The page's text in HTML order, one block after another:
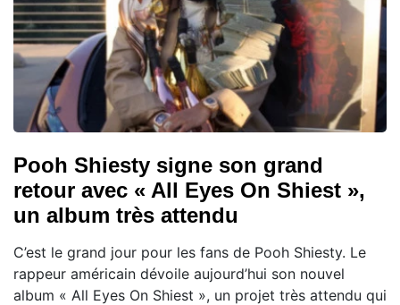
Pooh Shiesty signe son grand
retour avec « All Eyes On Shiest »,
un album très attendu
C’est le grand jour pour les fans de Pooh Shiesty. Le
rappeur américain dévoile aujourd’hui son nouvel
album « All Eyes On Shiest », un projet très attendu qui